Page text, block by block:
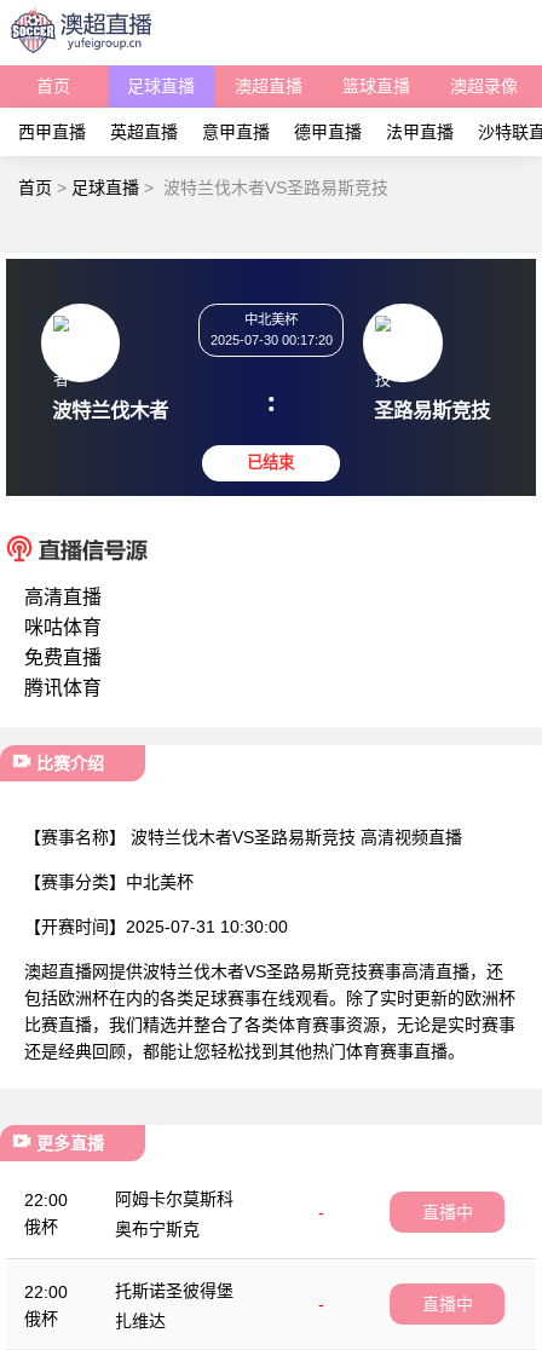
首页 足球直播 澳超直播 篮球直播 澳超录像
西甲直播 英超直播 意甲直播 德甲直播 法甲直播 沙特联
首页 > 足球直播 > 波特兰伐木者VS圣路易斯竞技
波特兰伐木者
2025-07-30 00:17:20
: 圣路易
高清直播
咪咕体育
免费直播
腾讯体育
比赛介绍
【赛事名称】 波特兰伐木者VS圣路易斯竞技 高清视频直播
【赛事分类】 中北美杯
【开赛时间】 2025-07-31 10:30:00
澳超直播网提供波特兰伐木者VS圣路易斯竞技赛事高清直播，还
包括欧洲杯在内的各类足球赛事在线观看。除了实时更新的欧洲杯
比赛直播，我们精选并整合了各类体育赛事资源，无论是实时赛事
还是经典回顾，都能让您轻松找到其他热门体育赛事直播。
更多直播
22:00
俄杯
阿姆卡尔莫斯科
-
奥布宁斯克
直播中
22:00
俄杯
托斯诺圣彼得堡
-
扎维达
直播中